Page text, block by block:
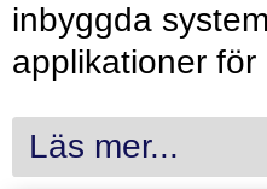
inbyggda
applikationer för
Läs mer...